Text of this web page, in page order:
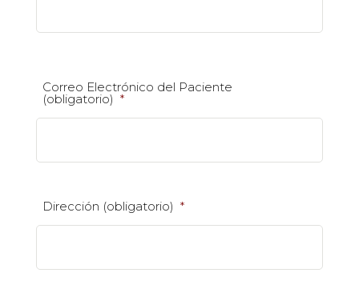
Correo Electrónico del Paciente
(obligatorio) *
Dirección (obligatorio) *